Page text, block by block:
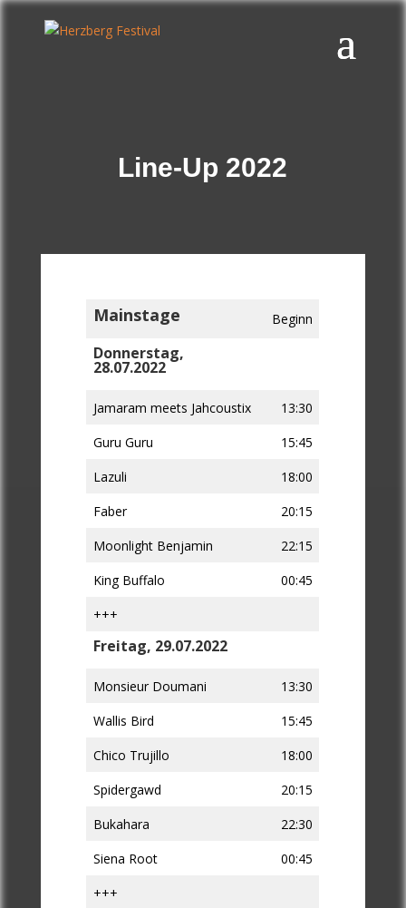
Line-Up 2022
Mainstage Beginn
Donnerstag,
28.07.2022
Jamaram meets Jahcoustix
13:30
Guru Guru
15:45
Lazuli
18:00
Faber
20:15
Moonlight Benjamin
22:15
King Buffalo
00:45
+++
Freitag, 29.07.2022
Monsieur Doumani
13:30
Wallis Bird
15:45
Chico Trujillo
18:00
Spidergawd
20:15
Bukahara
22:30
Siena Root
00:45
+++